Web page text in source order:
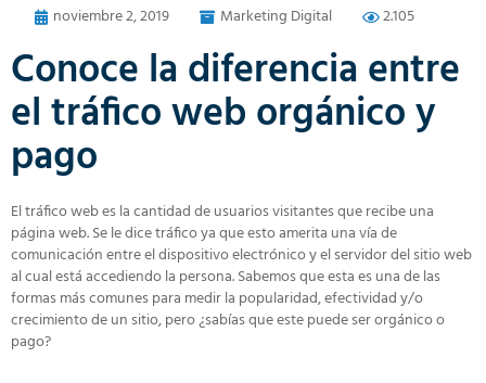
noviembre 2, 2019 Marketing Digital 2.105
Conoce la diferencia entre
el tráfico web orgánico y
pago
El tráfico web es la cantidad de usuarios visitantes que recibe una
página web. Se le dice tráfico ya que esto amerita una vía de
comunicación entre el dispositivo electrónico y el servidor del sitio web
al cual está accediendo la persona. Sabemos que esta es una de las
formas más comunes para medir la popularidad, efectividad y/o
crecimiento de un sitio, pero ¿sabías que este puede ser orgánico o
pago?